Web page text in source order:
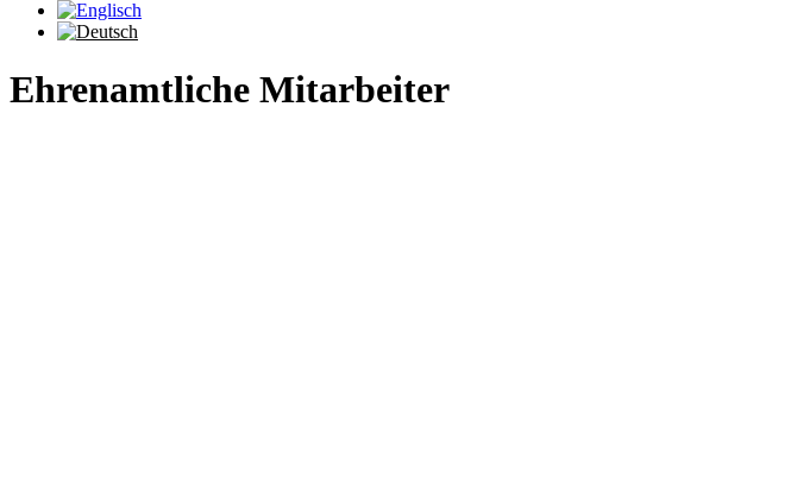
Ehrenamtliche Mitarbeiter